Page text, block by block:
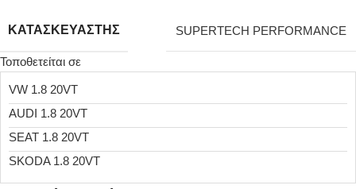
ΚΑΤΑΣΚΕΥΑΣΤΉΣ SUPERTECH PERFORMANCE
Τοποθετείται σε
VW 1.8 20VT
AUDI 1.8 20VT
SEAT 1.8 20VT
SKODA 1.8 20VT